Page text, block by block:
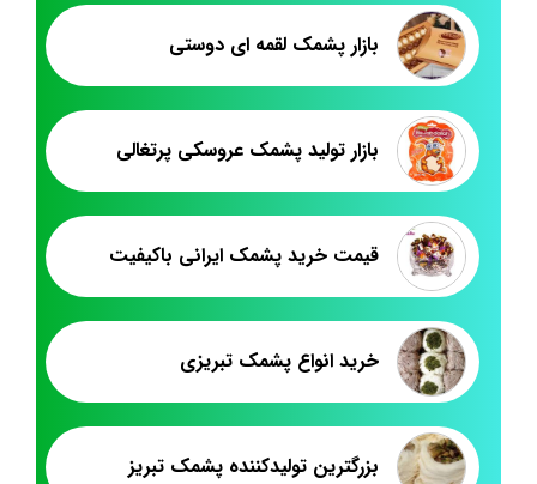
بازار پشمک لقمه ای دوستی
بازار تولید پشمک عروسکی پرتغالی
قیمت خرید پشمک ایرانی باکیفیت
خرید انواع پشمک تبریزی
بزرگترین تولیدکننده پشمک تبریز